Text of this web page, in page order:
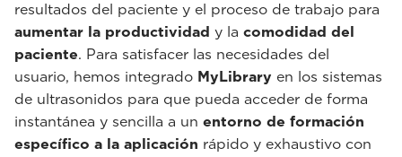
resultados del paciente y el proceso de trabajo para
aumentar la productividad y la comodidad del
paciente. Para satisfacer las necesidades del
usuario, hemos integrado MyLibrary en los sistemas
de ultrasonidos para que pueda acceder de forma
instantánea y sencilla a un entorno de formación
específico a la aplicación rápido y exhaustivo con